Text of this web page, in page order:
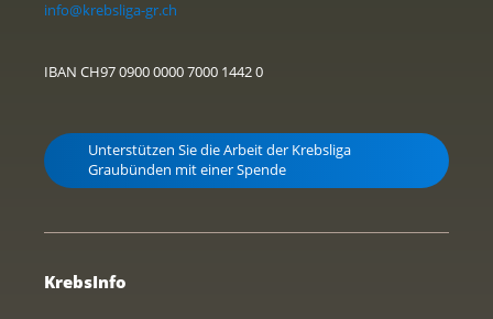
info@krebsliga-gr.ch
IBAN CH97 0900 0000 7000 1442 0
Unterstützen Sie die Arbeit der Krebsliga
Graubünden mit einer Spende
KrebsInfo